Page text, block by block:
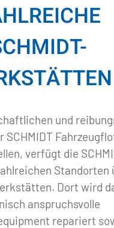
und
SCHMIDT
verfügt die
Standorten
Dort wird
anspruchsvolle
repariert